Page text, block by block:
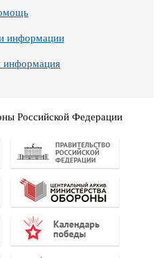
информации
информация
Российской Федерации